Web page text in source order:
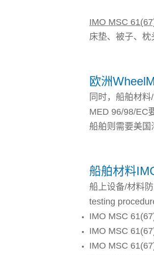
IMO MSC
床垫、被子、枕
欧洲
同时，船舶材
MED 96/98/EC
船舶则需要美国
船舶材料
船上设备/材料
testing
IMO MSC
IMO MSC
IMO MSC